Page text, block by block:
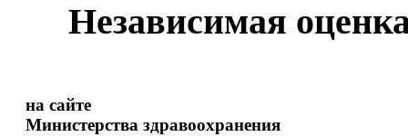
Независимая
на сайте
Министерства здравоохранения